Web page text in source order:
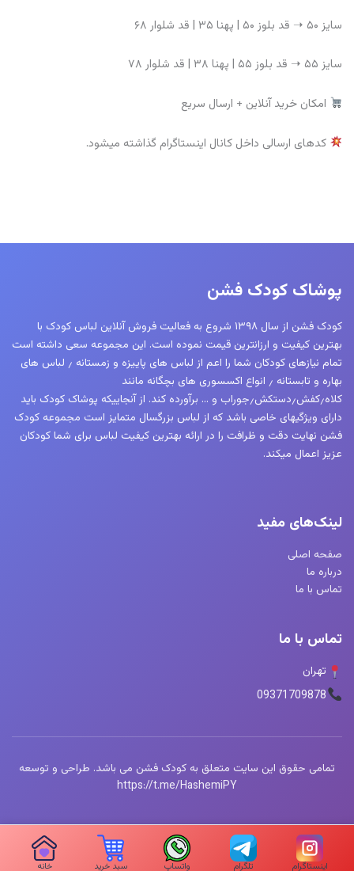
سایز ۵۰ ➝ قد بلوز ۵۰ | پهنا ۳۵ | قد شلوار ۶۸
سایز ۵۵ ➝ قد بلوز ۵۵ | پهنا ۳۸ | قد شلوار ۷۸
امکان خرید آنلاین + ارسال سریع
کدهای ارسالی داخل کانال اینستاگرام گذاشته میشود.
پوشاک کودک فشن
کودک فشن از سال ۱۳۹۸ شروع به فعالیت فروش آنلاین لباس کودک با
بهترین کیفیت و ارزانترین قیمت نموده است. این مجموعه سعی داشته است
تمام نیازهای کودکان شما را اعم از لباس های پاییزه و زمستانه ٫ لباس های
بهاره و تابستانه ٫ انواع اکسسوری های بچگانه مانند
کلاه٫کفش٫دستکش٫جوراب و … برآورده کند. از آنجاییکه پوشاک کودک باید
دارای ویژگیهای خاصی باشد که از لباس بزرگسال متمایز است مجموعه کودک
فشن نهایت دقت و ظرافت را در ارائه بهترین کیفیت لباس برای شما کودکان
عزیز اعمال میکند.
لینک‌های مفید
صفحه اصلی
درباره ما
تماس با ما
تماس با ما
تهران
09371709878
تمامی حقوق این سایت متعلق به کودک فشن می باشد. طراحی و توسعه
https://t.me/HashemiPY
اینستاگرام تلگرام واتساپ سبد خرید خانه